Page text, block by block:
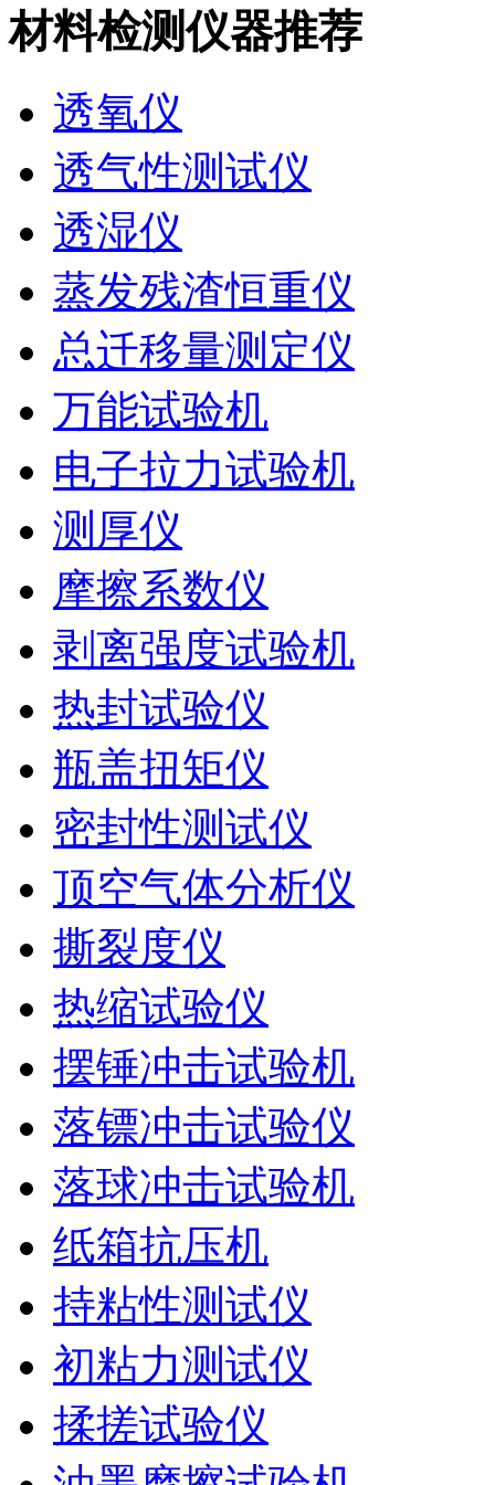
材料检测仪器推荐
透氧仪
透气性测试仪
透湿仪
蒸发残渣恒重仪
总迁移量测定仪
万能试验机
电子拉力试验机
测厚仪
摩擦系数仪
剥离强度试验机
热封试验仪
瓶盖扭矩仪
密封性测试仪
顶空气体分析仪
撕裂度仪
热缩试验仪
摆锤冲击试验机
落镖冲击试验仪
落球冲击试验机
纸箱抗压机
持粘性测试仪
初粘力测试仪
揉搓试验仪